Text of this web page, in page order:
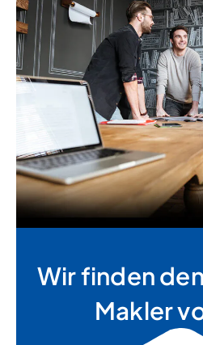
Wir finden
Makler